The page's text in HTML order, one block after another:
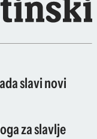
slavi novi
za slavlje